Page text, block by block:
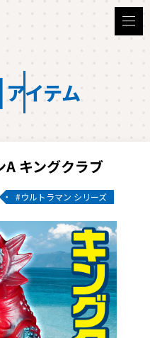
アイテム
A キングクラブ
ウルトラマン シリーズ